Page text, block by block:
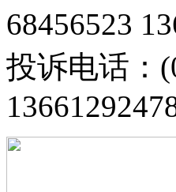
68456523
投诉电话：